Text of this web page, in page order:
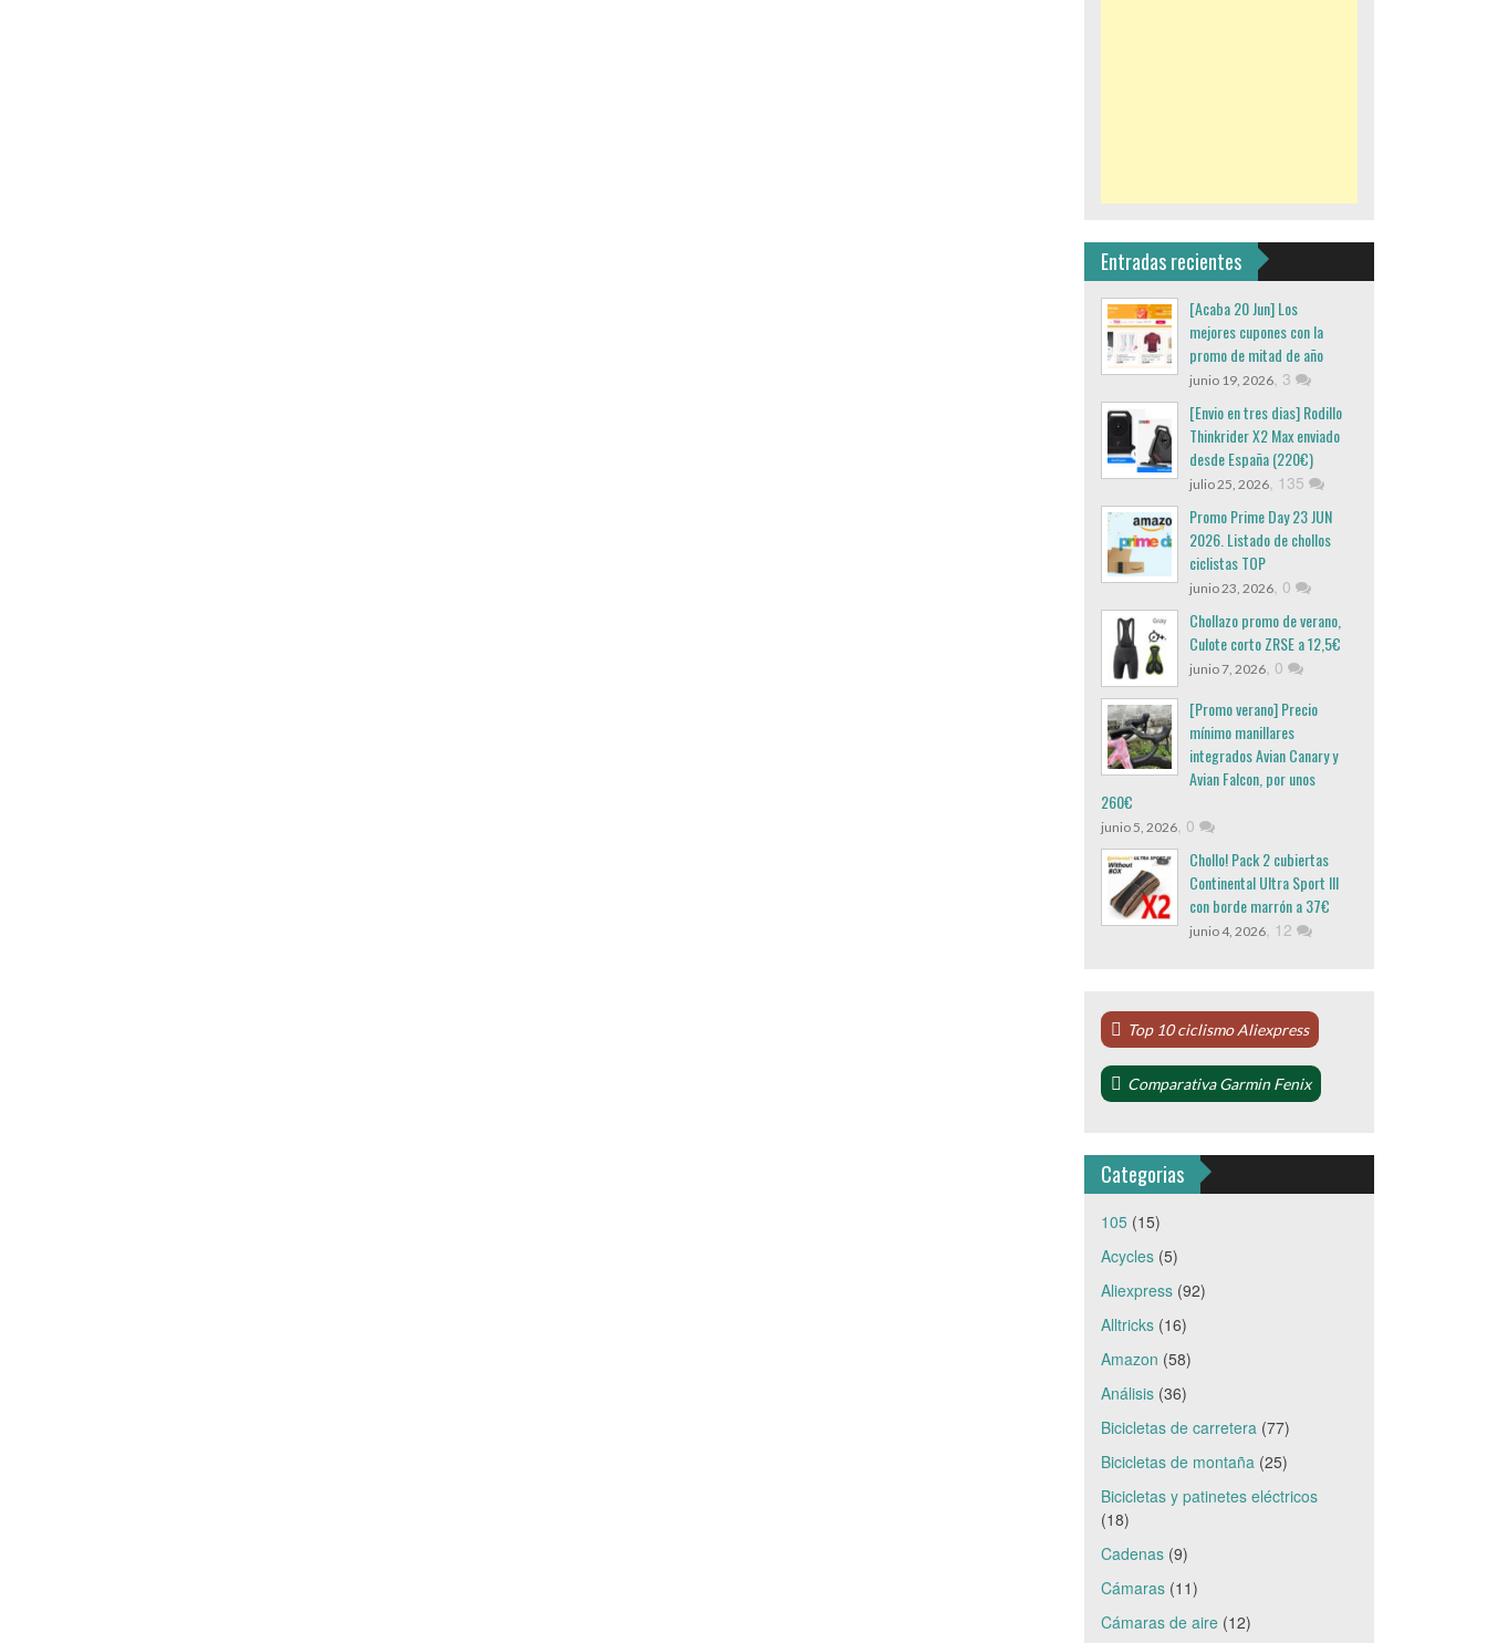
Entradas recientes
[Acaba 20 Jun] Los
mejores cupones con la
promo de mitad de año
junio 19, 2026, 3
[Envio en tres dias] Rodillo
Thinkrider X2 Max enviado
desde España (220€)
julio 25, 2026, 135
Promo Prime Day 23 JUN
2026. Listado de chollos
ciclistas TOP
junio 23, 2026, 0
Chollazo promo de verano,
Culote corto ZRSE a 12,5€
junio 7, 2026, 0
[Promo verano] Precio
mínimo manillares
integrados Avian Canary y
Avian Falcon, por unos
260€
junio 5, 2026, 0
Chollo! Pack 2 cubiertas
Continental Ultra Sport III
con borde marrón a 37€
junio 4, 2026, 12
Top 10 ciclismo Aliexpress
Comparativa Garmin Fenix
Categorias
105(15)
Acycles(5)
Aliexpress(92)
Alltricks(16)
Amazon (58)
Análisis(36)
Bicicletas de carretera(77)
Bicicletas de montaña(25)
Bicicletas y patinetes eléctricos
(18)
Cadenas(9)
Cámaras(11)
Cámaras de aire(12)